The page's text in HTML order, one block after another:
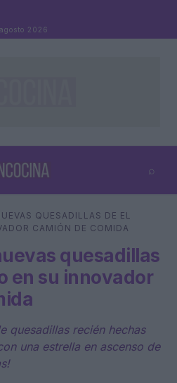
2026
⌕
⌕
QUESADILLAS DE EL
CAMIÓN DE COMIDA
quesadillas
en su innovador
quesadillas recién hechas
una estrella en ascenso de